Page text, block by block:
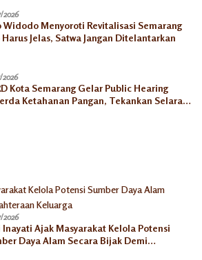
2026
Widodo Menyoroti Revitalisasi Semarang
Jelas, Satwa Jangan Ditelantarkan
2026
Kota Semarang Gelar Public Hearing
Ketahanan Pangan, Tekankan Selaras
2026
Inayati Ajak Masyarakat Kelola Potensi
Daya Alam Secara Bijak Demi